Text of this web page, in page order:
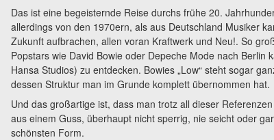
Das ist eine begeisternde Reise durchs frühe 20.
allerdings von den 1970ern, als aus Deutschland Musiker
Zukunft aufbrachen, allen voran Kraftwerk und Neu!. So
Popstars wie David Bowie oder Depeche Mode nach Berlin
Hansa Studios) zu entdecken. Bowies „Low“ steht sogar
dessen Struktur man im Grunde komplett übernommen hat.
Und das großartige ist, dass man trotz all dieser
aus einem Guss, überhaupt nicht sperrig, nie seicht oder
schönsten Form.